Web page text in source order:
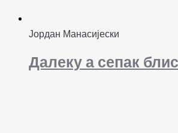
Јордан Манасијески
Далеку а сепак